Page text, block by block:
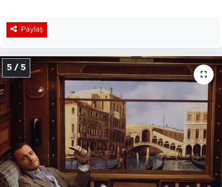
Paylaş
5 / 5